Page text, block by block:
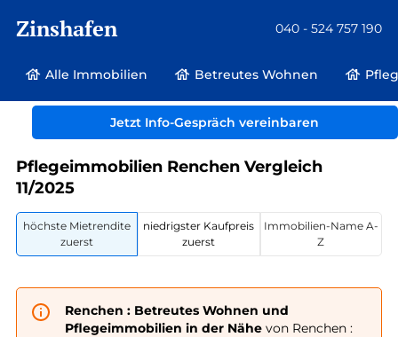
Zinshafen 040 - 524 757 190
Alle Immobilien Betreutes Wohnen
Jetzt Info-Gespräch vereinbaren
Betreutes Wohnen und Pflegeimmobilien
Deutschland
Baden-Württemberg
Renchen
Pflegeimmobilien Renchen Vergleich
11/2025
höchste Mietrendite
zuerst
niedrigster Kaufpreis
zuerst
Immobilien-Name A-
Z
Renchen : Betreutes Wohnen und
Pflegeimmobilien in der Nähevon Renchen :